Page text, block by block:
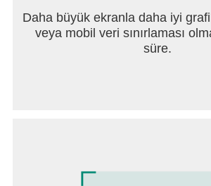
Daha büyük ekranla daha iyi
veya mobil veri sınırlaması
süre.